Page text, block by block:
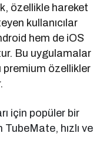
özellikle hareket
kullanıcılar
hem de iOS
Bu uygulamalar
premium özellikler
için popüler bir
hızlı ve